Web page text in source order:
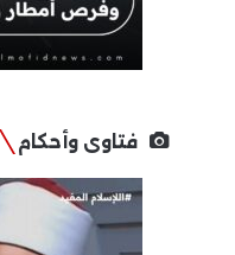
فتاوى وأحكام